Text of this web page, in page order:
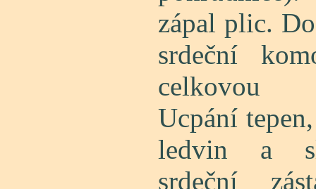
zápal plic.
srdeční
celkovou
Ucpání
ledvin a
srdeční